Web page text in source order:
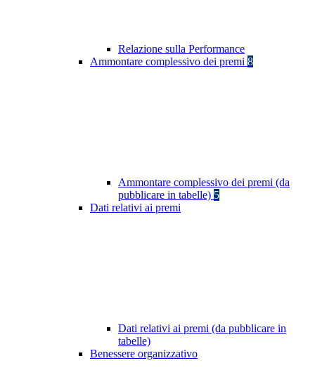
Relazione sulla Performance
Ammontare complessivo dei premi 8
Ammontare complessivo dei premi (da
pubblicare in tabelle) 5
Dati relativi ai premi
Dati relativi ai premi (da pubblicare in
tabelle)
Benessere organizzativo